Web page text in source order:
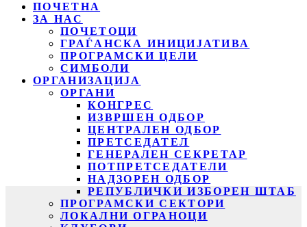
ПОЧЕТНА
ЗА НАС
ПОЧЕТОЦИ
ГРАЃАНСКА ИНИЦИЈАТИВА
ПРОГРАМСКИ ЦЕЛИ
СИМБОЛИ
ОРГАНИЗАЦИЈА
ОРГАНИ
КОНГРЕС
ИЗВРШЕН ОДБОР
ЦЕНТРАЛЕН ОДБОР
ПРЕТСЕДАТЕЛ
ГЕНЕРАЛЕН СЕКРЕТАР
ПОТПРЕТСЕДАТЕЛИ
НАДЗОРЕН ОДБОР
РЕПУБЛИЧКИ ИЗБОРЕН ШТАБ
ПРОГРАМСКИ СЕКТОРИ
ЛОКАЛНИ ОГРАНОЦИ